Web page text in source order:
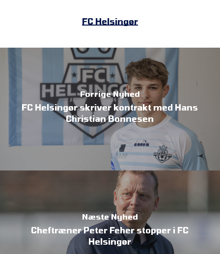
FC Helsingør
Forrige Nyhed
FC Helsingør skriver kontrakt med Hans
Christian Bonnesen
Næste Nyhed
Cheftræner Peter Feher stopper i FC
Helsingør